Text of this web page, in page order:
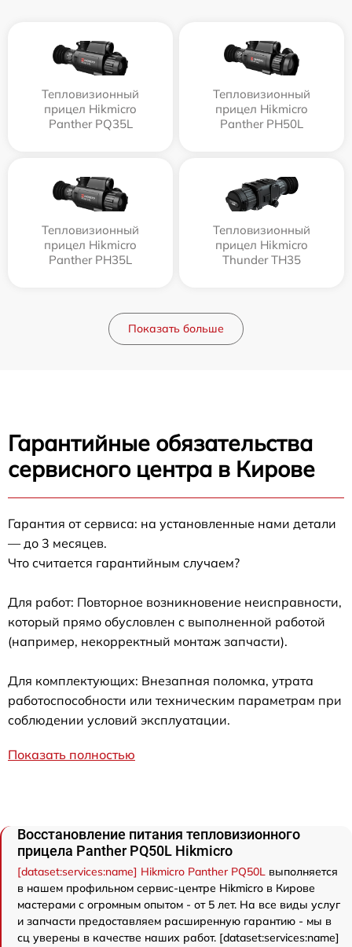
Тепловизионный
прицел Hikmicro
Panther PQ35L
Тепловизионный
прицел Hikmicro
Panther PH50L
Тепловизионный
прицел Hikmicro
Panther PH35L
Тепловизионный
прицел Hikmicro
Thunder TH35
Показать больше
Гарантийные обязательства
сервисного центра в Кирове
Гарантия от сервиса: на установленные нами детали
— до 3 месяцев.
Что считается гарантийным случаем?
Для работ: Повторное возникновение неисправности,
который прямо обусловлен с выполненной работой
(например, некорректный монтаж запчасти).
Для комплектующих: Внезапная поломка, утрата
работоспособности или техническим параметрам при
соблюдении условий эксплуатации.
Показать полностью
Восстановление питания тепловизионного
прицела Panther PQ50L Hikmicro
[dataset:services:name] Hikmicro Panther PQ50L выполняется
в нашем профильном сервис-центре Hikmicro в Кирове
мастерами с огромным опытом - от 5 лет. На все виды услуг
и запчасти предоставляем расширенную гарантию - мы в
сц уверены в качестве наших работ. [dataset:services:name]